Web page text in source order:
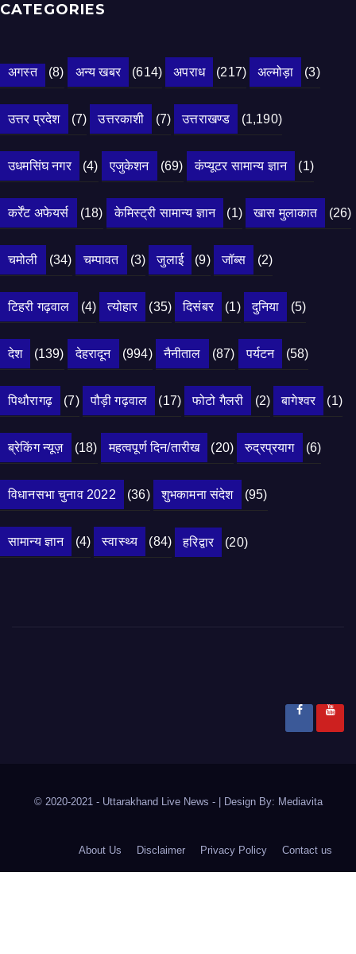
CATEGORIES
अगस्त (8) अन्य खबर (614) अपराध (217) अल्मोड़ा (3)
उत्तर प्रदेश (7) उत्तरकाशी (7) उत्तराखण्ड (1,190)
उधमसिंघ नगर (4) एजुकेशन (69) कंप्यूटर सामान्य ज्ञान (1)
कर्रेंट अफेयर्स (18) केमिस्ट्री सामान्य ज्ञान (1) खास मुलाकात (26)
चमोली (34) चम्पावत (3) जुलाई (9) जॉब्स (2)
टिहरी गढ़वाल (4) त्योहार (35) दिसंबर (1) दुनिया (5)
देश (139) देहरादून (994) नैनीताल (87) पर्यटन (58)
पिथौरागढ़ (7) पौड़ी गढ़वाल (17) फोटो गैलरी (2) बागेश्वर (1)
ब्रेकिंग न्यूज़ (18) महत्वपूर्ण दिन/तारीख (20) रुद्रप्रयाग (6)
विधानसभा चुनाव 2022 (36) शुभकामना संदेश (95)
सामान्य ज्ञान (4) स्वास्थ्य (84) हरिद्वार (20)
© 2020-2021 - Uttarakhand Live News - Design By: Mediavita
About Us Disclaimer Privacy Policy Contact us